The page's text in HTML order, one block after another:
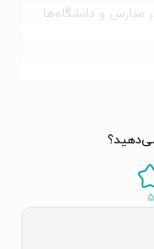
مدارس و دانشگاه‌ها
بعدها
فرانسه
برنده‌ی
۵